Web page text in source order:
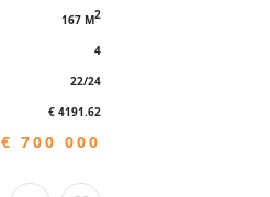
167 M2
4
22/24
€ 4191.62
€ 700 000